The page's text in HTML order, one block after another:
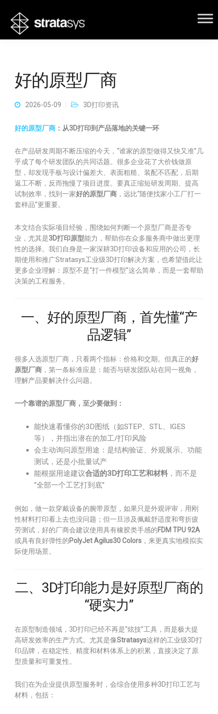
好的原型厂商
2026-05-09 3D打印资讯
好的原型厂商 ：从3D打印到产品落地的关键一环
在产品研发周期不断压缩的今天，“谁家的原型做得又快又准”几
乎成了每个研发团队的共同话题。很多企业花了大价钱做原
型，却发现手板与设计偏差大、表面粗糙、装配不匹配，后期
返工不断，反而拖慢了项目进度。要真正缩短研发周期、提高
试制效率，找到一家好的原型厂商 ，远比“随便找家小工厂打一
套样品”更重要。
本文结合实际项目经验，围绕如何判断一个原型厂商是否专
业，尤其是3D打印原型能力，帮助你在众多服务商中做出更理
性的选择。我们自身是一家深耕3D打印设备和应用的公司，长
期使用和推广Stratasys工业级3D打印解决方案，也希望借此让
更多企业理解：原型不是“打一件模型”这么简单，而是一套帮助
决策的工程服务。
一、好的原型厂商，首先懂“产
品逻辑”
很多人选原型厂商，只看两个指标：价格和交期。但真正的好
原型厂商 ，第一条标准应是：能否与研发团队站在同一视角，
理解产品要解决什么问题。
一个靠谱的原型厂商，至少要做到：
能快速看懂你的3D图纸（如STEP、STL、IGES
等），并指出潜在的加工/打印风险
会主动询问原型用途：是结构验证、外观展示、功能
测试，还是小批量试产
能根据用途建议合适的3D打印工艺和材料 ，而不是
“全部一个工艺打到底”
例如，做一款穿戴设备的腕带原型，如果只是外观评审，用刚
性材料打印看上去也没问题；但一旦涉及佩戴舒适度和弯折疲
劳测试，好的厂商会建议使用具有橡胶类手感的FDM TPU 92A
或具有良好弹性的PolyJet Agilus30 Colors ，来更真实地模拟实
际使用场景。
二、3D打印能力是好原型厂商的
“硬实力”
在原型制造领域，3D打印已经不再是“炫技”工具，而是极大提
高研发效率的生产方式。尤其是像Stratasys这样的工业级3D打
印品牌，在稳定性、精度和材料体系上的积累，直接决定了原
型质量和可重复性。
我们在为企业提供原型服务时，会综合使用多种3D打印工艺与
材料，包括：